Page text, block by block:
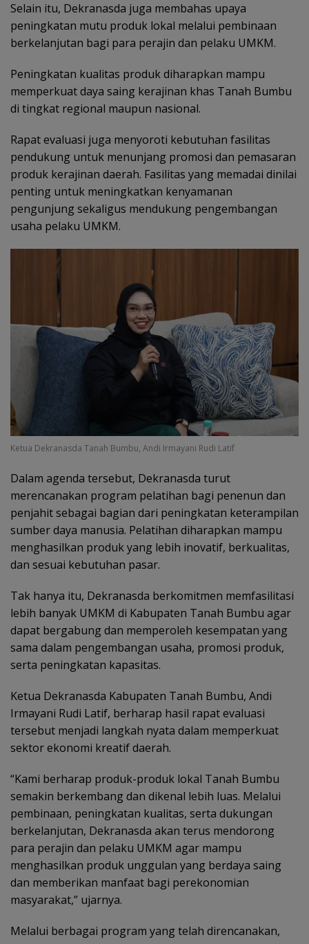
Selain itu, Dekranasda juga membahas upaya
peningkatan mutu produk lokal melalui pembinaan
berkelanjutan bagi para perajin dan pelaku UMKM.
Peningkatan kualitas produk diharapkan mampu
memperkuat daya saing kerajinan khas Tanah Bumbu
di tingkat regional maupun nasional.
Rapat evaluasi juga menyoroti kebutuhan fasilitas
pendukung untuk menunjang promosi dan pemasaran
produk kerajinan daerah. Fasilitas yang memadai dinilai
penting untuk meningkatkan kenyamanan
pengunjung sekaligus mendukung pengembangan
usaha pelaku UMKM.
Ketua Dekranasda Tanah Bumbu, Andi Irmayani Rudi Latif
Dalam agenda tersebut, Dekranasda turut
merencanakan program pelatihan bagi penenun dan
penjahit sebagai bagian dari peningkatan keterampilan
sumber daya manusia. Pelatihan diharapkan mampu
menghasilkan produk yang lebih inovatif, berkualitas,
dan sesuai kebutuhan pasar.
Tak hanya itu, Dekranasda berkomitmen memfasilitasi
lebih banyak UMKM di Kabupaten Tanah Bumbu agar
dapat bergabung dan memperoleh kesempatan yang
sama dalam pengembangan usaha, promosi produk,
serta peningkatan kapasitas.
Ketua Dekranasda Kabupaten Tanah Bumbu, Andi
Irmayani Rudi Latif, berharap hasil rapat evaluasi
tersebut menjadi langkah nyata dalam memperkuat
sektor ekonomi kreatif daerah.
“Kami berharap produk-produk lokal Tanah Bumbu
semakin berkembang dan dikenal lebih luas. Melalui
pembinaan, peningkatan kualitas, serta dukungan
berkelanjutan, Dekranasda akan terus mendorong
para perajin dan pelaku UMKM agar mampu
menghasilkan produk unggulan yang berdaya saing
dan memberikan manfaat bagi perekonomian
masyarakat,” ujarnya.
Melalui berbagai program yang telah direncanakan,